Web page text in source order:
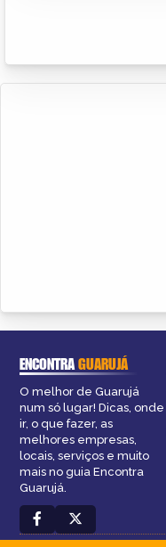
ENCONTRAGUARUJÁ
O melhor de Guarujá
num só lugar! Dicas, onde
ir, o que fazer, as
melhores empresas,
locais, serviços e muito
mais no guia Encontra
Guarujá.